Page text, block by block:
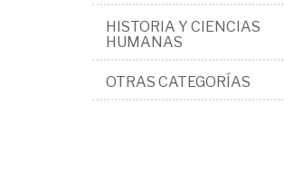
HISTORIA Y CIENCIAS
HUMANAS
OTRAS CATEGORÍAS